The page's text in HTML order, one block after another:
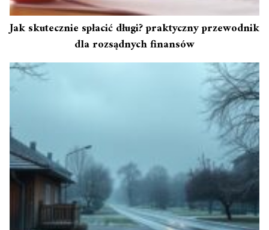
Jak skutecznie spłacić długi? praktyczny przewodnik
dla rozsądnych finansów